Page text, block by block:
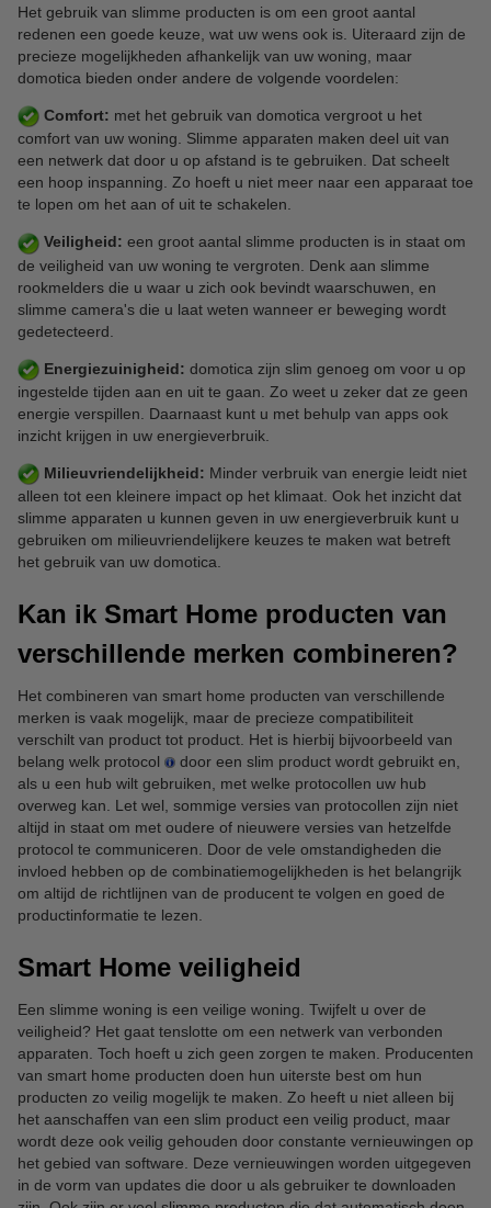
Het gebruik van slimme producten is om een groot aantal
redenen een goede keuze, wat uw wens ook is. Uiteraard zijn de
precieze mogelijkheden afhankelijk van uw woning, maar
domotica bieden onder andere de volgende voordelen:
Comfort: met het gebruik van domotica vergroot u het
comfort van uw woning. Slimme apparaten maken deel uit van
een netwerk dat door u op afstand is te gebruiken. Dat scheelt
een hoop inspanning. Zo hoeft u niet meer naar een apparaat toe
te lopen om het aan of uit te schakelen.
Veiligheid: een groot aantal slimme producten is in staat om
de veiligheid van uw woning te vergroten. Denk aan slimme
rookmelders die u waar u zich ook bevindt waarschuwen, en
slimme camera's die u laat weten wanneer er beweging wordt
gedetecteerd.
Energiezuinigheid: domotica zijn slim genoeg om voor u op
ingestelde tijden aan en uit te gaan. Zo weet u zeker dat ze geen
energie verspillen. Daarnaast kunt u met behulp van apps ook
inzicht krijgen in uw energieverbruik.
Milieuvriendelijkheid: Minder verbruik van energie leidt niet
alleen tot een kleinere impact op het klimaat. Ook het inzicht dat
slimme apparaten u kunnen geven in uw energieverbruik kunt u
gebruiken om milieuvriendelijkere keuzes te maken wat betreft
het gebruik van uw domotica.
Kan ik Smart Home producten van
verschillende merken combineren?
Het combineren van smart home producten van verschillende
merken is vaak mogelijk, maar de precieze compatibiliteit
verschilt van product tot product. Het is hierbij bijvoorbeeld van
belang welk protocol
door een slim product wordt gebruikt en,
als u een hub wilt gebruiken, met welke protocollen uw hub
overweg kan. Let wel, sommige versies van protocollen zijn niet
altijd in staat om met oudere of nieuwere versies van hetzelfde
protocol te communiceren. Door de vele omstandigheden die
invloed hebben op de combinatiemogelijkheden is het belangrijk
om altijd de richtlijnen van de producent te volgen en goed de
productinformatie te lezen.
Smart Home veiligheid
Een slimme woning is een veilige woning. Twijfelt u over de
veiligheid? Het gaat tenslotte om een netwerk van verbonden
apparaten. Toch hoeft u zich geen zorgen te maken. Producenten
van smart home producten doen hun uiterste best om hun
producten zo veilig mogelijk te maken. Zo heeft u niet alleen bij
het aanschaffen van een slim product een veilig product, maar
wordt deze ook veilig gehouden door constante vernieuwingen op
het gebied van software. Deze vernieuwingen worden uitgegeven
in de vorm van updates die door u als gebruiker te downloaden